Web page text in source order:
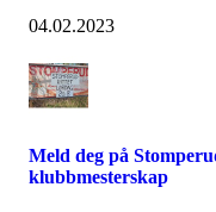
04.02.2023
Meld deg på
klubbmesterskap